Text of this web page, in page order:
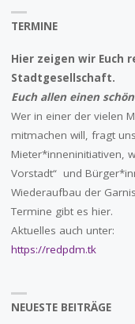
TERMINE
Hier zeigen wir Euch
Stadtgesellschaft.
Euch allen einen
Wer in einer der vielen
mitmachen will, fragt
Mieter*inneninitiativen,
Vorstadt“ und
Wiederaufbau der
Termine gibt es hier.
Aktuelles auch unter:
https://redpdm.tk
NEUESTE BEITRÄGE